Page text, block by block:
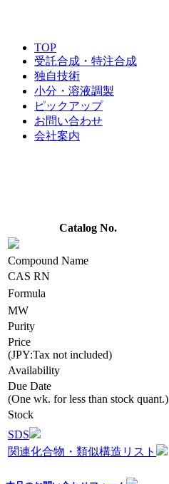
TOP
受託合成・特注合成
独自技術
小分・溶液調製
ピックアップ
お問い合わせ
会社案内
Catalog No.
Compound Name
CAS RN
Formula
MW
Purity
Price
(JPY:Tax not included)
Availability
Due Date
(One wk. for less than stock quant.)
Stock
SDS
関連化合物・類似構造リスト